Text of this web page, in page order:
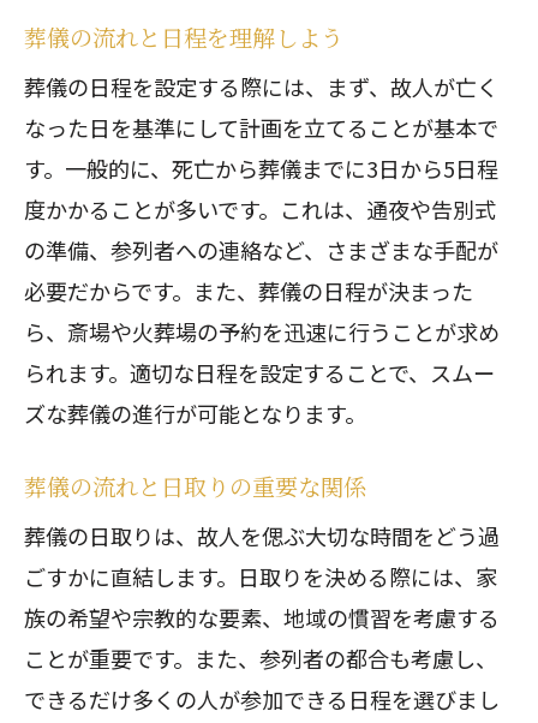
葬儀の流れと日程を理解しよう
葬儀の日程を設定する際には、まず、故人が亡く
なった日を基準にして計画を立てることが基本で
す。一般的に、死亡から葬儀までに3日から5日程
度かかることが多いです。これは、通夜や告別式
の準備、参列者への連絡など、さまざまな手配が
必要だからです。また、葬儀の日程が決まった
ら、斎場や火葬場の予約を迅速に行うことが求め
られます。適切な日程を設定することで、スムー
ズな葬儀の進行が可能となります。
葬儀の流れと日取りの重要な関係
葬儀の日取りは、故人を偲ぶ大切な時間をどう過
ごすかに直結します。日取りを決める際には、家
族の希望や宗教的な要素、地域の慣習を考慮する
ことが重要です。また、参列者の都合も考慮し、
できるだけ多くの人が参加できる日程を選びまし